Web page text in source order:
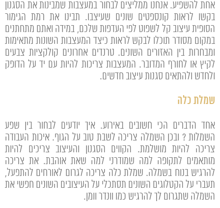
אחת להשפיע. אנחנו ממליצים לבחור במעצבות שמבינות את הסגנון
בקשו לראות קונספטים שונים שעיצבו. תבינו את רמת הגימור
הסופית עיצוב קל לשפוט לפי העדפות שלכם, במידה ואתם מתחתנים
במקום מסודר תוכלו לבקש לראות כיצד המעצבות השונות מתאימות
ומבחרות בין האזורים השונים. טרנדים אחרונים קולקציות צבעים
לקיץ או לחורף המדובר. המעצבות צריכות להיות עם יד על הדופק
ולחדש ולהתאים סגנות עיצוב חדשים.
שמלת כלה
אחד הדברים הכי חשובים באירוע. איך יודעים לבחור בין שפע
השמלות ? ובכן השמלה צריכה לשבת טוב על הגוף. איכות העבודה
צריכה להיות מושלמת. הקווים הסגנון והעיצוב צריכים להיות
מותאמים לתקופה למה שמודרני למה שאת אוהבת. את צריכה
להרגיש בנוח בשמלה. שמלת כלה צריכה לגרום לאורחים להתפעל,
תעברי על הקטלוגים השונים תסתכלי על העיצובים השונים חפשי את
השמלה שתגרום לך להרגיש כמו וונדר וומן.